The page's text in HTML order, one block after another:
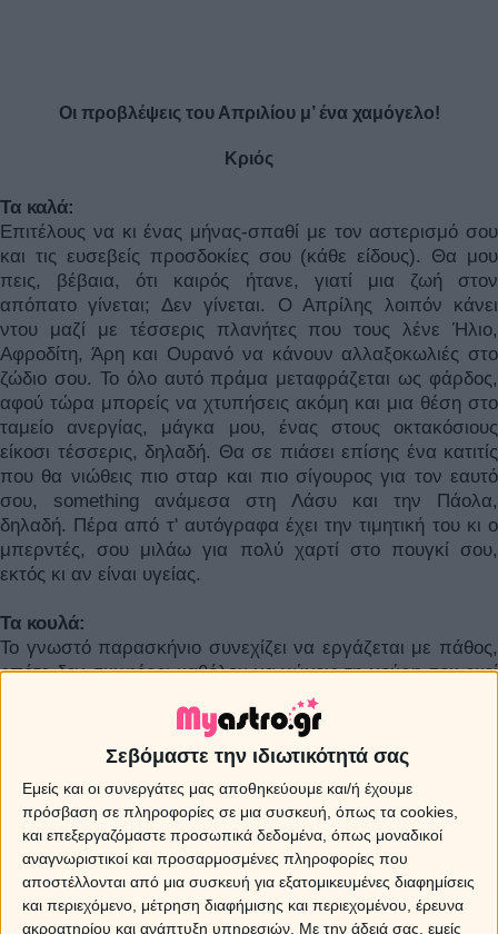
Σεβόμαστε την ιδιωτικότητά σας
Εμείς και οι συνεργάτες μας αποθηκεύουμε και/ή έχουμε
πρόσβαση σε πληροφορίες σε μια συσκευή, όπως τα cookies,
και επεξεργαζόμαστε προσωπικά δεδομένα, όπως μοναδικοί
αναγνωριστικοί και προσαρμοσμένες πληροφορίες που
αποστέλλονται από μια συσκευή για εξατομικευμένες διαφημίσεις
και περιεχόμενο, μέτρηση διαφήμισης και περιεχομένου, έρευνα
ακροατηρίου και ανάπτυξη υπηρεσιών. Με την άδειά σας, εμείς
Οι προβλέψεις του Απριλίου μ’ ένα χαμόγελο!
Κριός
Τα καλά:
Επιτέλους να κι ένας μήνας-σπαθί με τον αστερισμό σου
και τις ευσεβείς προσδοκίες σου (κάθε είδους). Θα μου
πεις, βέβαια, ότι καιρός ήτανε, γιατί μια ζωή στον
απόπατο γίνεται; Δεν γίνεται. Ο Απρίλης λοιπόν κάνει
ντου μαζί με τέσσερις πλανήτες που τους λένε Ήλιο,
Αφροδίτη, Άρη και Ουρανό να κάνουν αλλαξοκωλιές στο
ζώδιο σου. Το όλο αυτό πράμα μεταφράζεται ως φάρδος,
αφού τώρα μπορείς να χτυπήσεις ακόμη και μια θέση στο
ταμείο ανεργίας, μάγκα μου, ένας στους οκτακόσιους
είκοσι τέσσερις, δηλαδή. Θα σε πιάσει επίσης ένα κατιτίς
που θα νιώθεις πιο σταρ και πιο σίγουρος για τον εαυτό
σου, something ανάμεσα στη Λάσυ και την Πάολα,
δηλαδή. Πέρα από τ' αυτόγραφα έχει την τιμητική του κι ο
μπερντές, σου μιλάω για πολύ χαρτί στο πουγκί σου,
εκτός κι αν είναι υγείας.
Τα κουλά:
Το γνωστό παρασκήνιο συνεχίζει να εργάζεται με πάθος,
οπότε δεν συμφέρει καθόλου να χώνεις τη μούρη σου εκεί
που δεν σε σπέρνουν και κυρίως σε υποθέσεις
ενδοοικογενειακές που βρομάνε μπαρούτι. Διαπιστώσεις
του είδους «μπα, καινούριο φίλο η αδελφή μου;» καλύτερα
να τις ξεχάσεις κοντό-πασχαλιάτικα, αν δεν θες να πάρεις
τη θέση του οβελία.
Τα πρόστυχα:
Εδώ είναι το πράμα που σαλεύει και τον μουστερή
γυρεύει. Ο Απρίλης είναι ιδιαίτερα βραστερός και
γαμιστερός συγχρόνως, όπου χαλαρές σχέσεις παθαίνουν